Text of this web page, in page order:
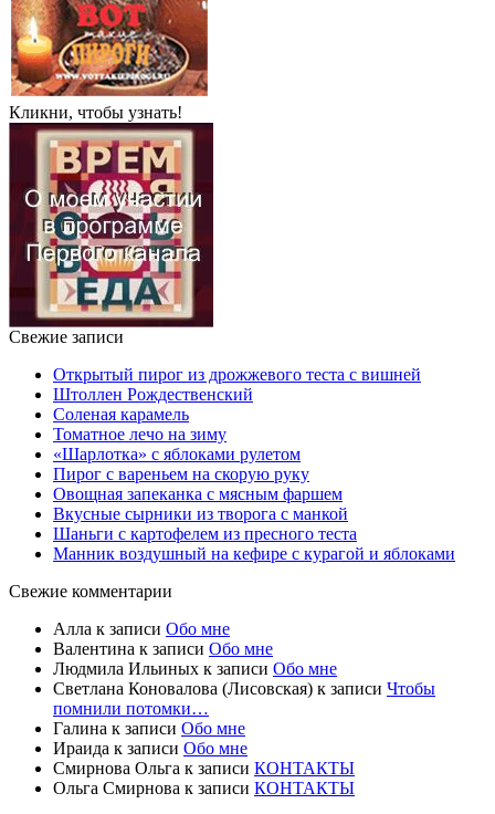
Кликни, чтобы узнать!
Свежие записи
Открытый пирог из дрожжевого теста с вишней
Штоллен Рождественский
Соленая карамель
Томатное лечо на зиму
«Шарлотка» с яблоками рулетом
Пирог с вареньем на скорую руку
Овощная запеканка с мясным фаршем
Вкусные сырники из творога с манкой
Шаньги с картофелем из пресного теста
Манник воздушный на кефире с курагой и яблоками
Свежие комментарии
Алла к записи Обо мне
Валентина к записи Обо мне
Людмила Ильиных к записи Обо мне
Светлана Коновалова (Лисовская) к записи Чтобы
помнили потомки…
Галина к записи Обо мне
Ираида к записи Обо мне
Смирнова Ольга к записи КОНТАКТЫ
Ольга Смирнова к записи КОНТАКТЫ